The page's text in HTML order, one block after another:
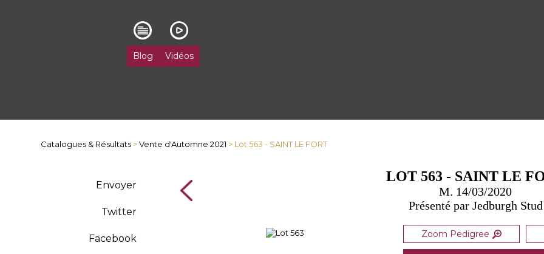
Blog Vidéos
Catalogues & Résultats >Vente d'Automne 2021 > Lot 563 - SAINT LE FORT
Envoyer
Twitter
Facebook
LOT 563 - SAINT LE
M. 14/03/2020
Présenté par Jedburgh Stud
Zoom Pedigree